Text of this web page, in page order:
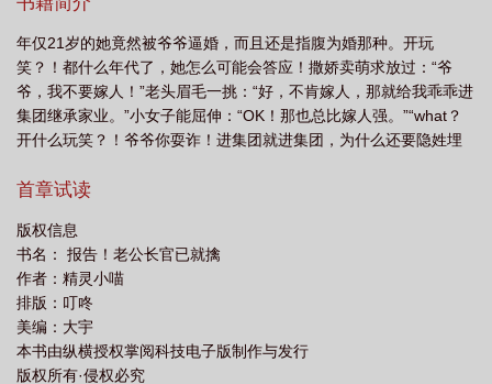
免费阅读全文
儿冷 报告老公长官已就擒 报告老公娇妻已上线 长官老公有点冷全文
年仅21岁的她竟然被爷爷逼婚，而且还是指腹为婚那种。开玩
笑？！都什么年代了，她怎么可能会答应！撒娇卖萌求放过：“爷
爷，我不要嫁人！”老头眉毛一挑：“好，不肯嫁人，那就给我乖乖进
集团继承家业。”小女子能屈伸：“OK！那也总比嫁人强。”“what？
开什么玩笑？！爷爷你耍诈！进集团就进集团，为什么还要隐姓埋
逼被拖去军训的她，却不曾想还有这等福利？OhMyGod，这位空军
枚，目标特征：英俊、沉稳、温柔、霸气，目标锁定完毕。
ReadyGo，猎爱大叔抓捕行动现在启动！某老头暗中偷笑：小丫
头，姜还是老的辣！
首章试读
版权信息
书名： 报告！老公长官已就擒
作者：精灵小喵
排版：叮咚
美编：大宇
本书由纵横授权掌阅科技电子版制作与发行
版权所有·侵权必究